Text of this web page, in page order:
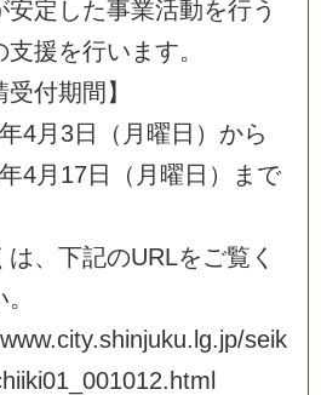
安定 した事業活動を行う
支援を行い ま す。
受付期 間 】
年4月 3日 （ 月 曜 日 ） から
年4月 17日 （ 月 曜 日 ） ま で
は、 下記のURLをご覧 く
。
www.city.shinjuku. g.jp/seik
hiiki01 001012. htm